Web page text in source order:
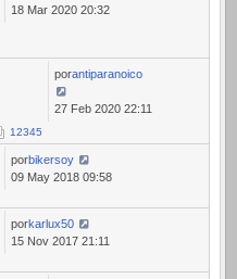
18 Mar 2020 20:32
12345
porantiparanoico
27 Feb 2020 22:11
porbikersoy
09 May 2018 09:58
porkarlux50
15 Nov 2017 21:11